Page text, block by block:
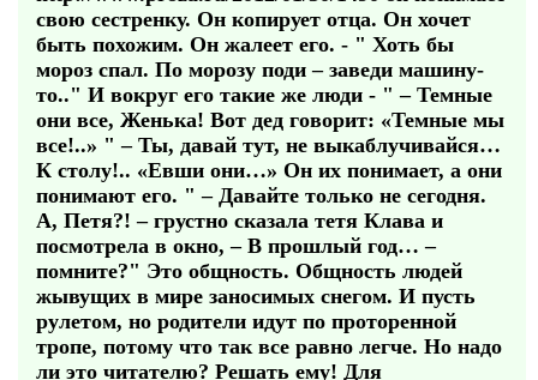
свою сестренку. Он копирует отца. Он хочет
быть похожим. Он жалеет его. - " Хоть бы
мороз спал. По морозу поди – заведи машину-
то.." И вокруг его такие же люди - " – Темные
они все, Женька! Вот дед говорит: «Темные мы
все!..» " – Ты, давай тут, не выкаблучивайся…
К столу!.. «Евши они…» Он их понимает, а они
понимают его. " – Давайте только не сегодня.
А, Петя?! – грустно сказала тетя Клава и
посмотрела в окно, – В прошлый год… –
помните?" Это общность. Общность людей
жывущих в мире заносимых снегом. И пусть
рулетом, но родители идут по проторенной
тропе, потому что так все равно легче. Но надо
ли это читателю? Решать ему! Для